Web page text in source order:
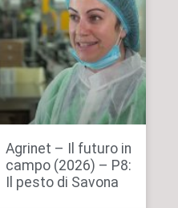
Agrinet – Il futuro in
campo (2026) – P8:
Il pesto di Savona